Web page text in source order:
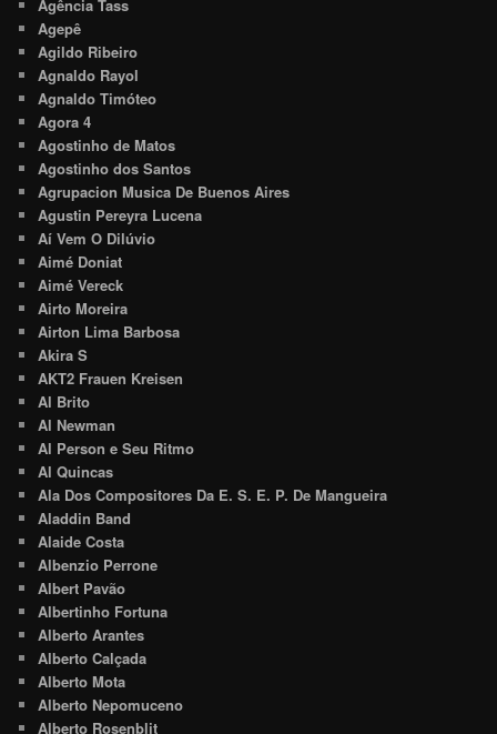
Agência Tass
Agepê
Agildo Ribeiro
Agnaldo Rayol
Agnaldo Timóteo
Agora 4
Agostinho de Matos
Agostinho dos Santos
Agrupacion Musica De Buenos Aires
Agustin Pereyra Lucena
Aí Vem O Dilúvio
Aimé Doniat
Aimé Vereck
Airto Moreira
Airton Lima Barbosa
Akira S
AKT2 Frauen Kreisen
Al Brito
Al Newman
Al Person e Seu Ritmo
Al Quincas
Ala Dos Compositores Da E. S. E. P. De Mangueira
Aladdin Band
Alaide Costa
Albenzio Perrone
Albert Pavão
Albertinho Fortuna
Alberto Arantes
Alberto Calçada
Alberto Mota
Alberto Nepomuceno
Alberto Rosenblit